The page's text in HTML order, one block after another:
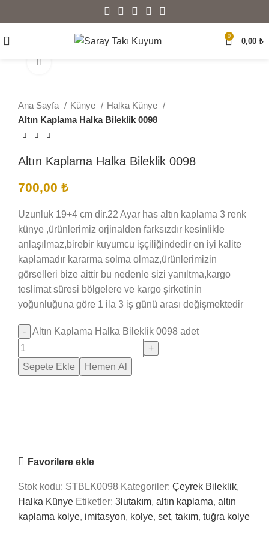
0
0,00 ₺
Ana Sayfa Künye
Halka Künye
Altın Kaplama Halka Bileklik 0098
Altın Kaplama Halka Bileklik 0098
700,00 ₺
Uzunluk 19+4 cm dir.22 Ayar has altın kaplama 3 renk
künye ,ürünlerimiz orjinalden farksızdır kesinlikle
anlaşılmaz,birebir kuyumcu işçiliğindedir en iyi kalite
kaplamadır kararma solma olmaz,ürünlerimizin
görselleri bize aittir bu nedenle sizi yanıltma,kargo
teslimat süresi bölgelere ve kargo şirketinin
yoğunluğuna göre 1 ila 3 iş günü arası değişmektedir
Altın Kaplama Halka Bileklik 0098 adet
Sepete Ekle Hemen Al
Favorilere ekle
Stok kodu: STBLK0098 Kategoriler: Çeyrek Bileklik,
Halka Künye Etiketler: 3lutakım, altın kaplama, altın
kaplama kolye, imitasyon, kolye, set, takım, tuğra kolye